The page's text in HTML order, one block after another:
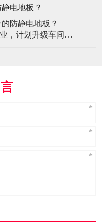
提出了前所未有
率<0.001（
电地板？
防静电地板？
，计划升级车间地
维护成本综合考
广东立品地板科